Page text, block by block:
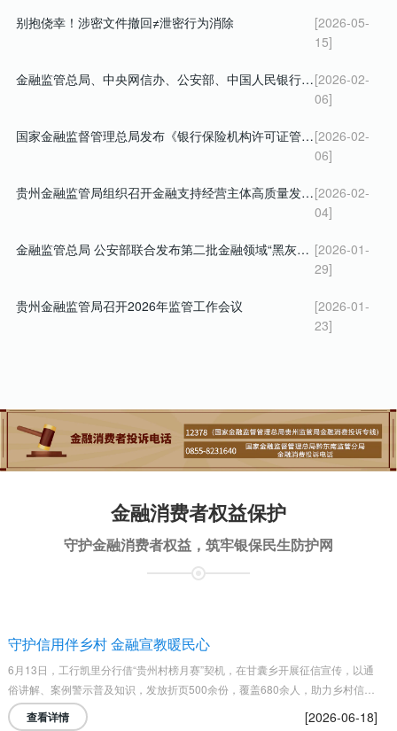
别抱侥幸！涉密文件撤回≠泄密行为消除
[2026-05-
15]
金融监管总局、中央网信办、公安部、中国人民银行、中国证监会 关于警惕不法“代理维权”短视频及直播陷阱的风险提示[2026-02-
06]
国家金融监督管理总局发布《银行保险机构许可证管理办法》[2026-02-
06]
贵州金融监管局组织召开金融支持经营主体高质量发展暨 深化小微企业融资协调工作机制会议[2026-02-
04]
金融监管总局 公安部联合发布第二批金融领域“黑灰产”违法犯罪典型案例 [2026-01-
29]
贵州金融监管局召开2026年监管工作会议
[2026-01-
23]
金融消费者权益保护
守护金融消费者权益，筑牢银保民生防护网
守护信用伴乡村 金融宣教暖民心
6月13日，工行凯里分行借“贵州村榜月赛”契机，在甘囊乡开展征信宣传，以通
俗讲解、案例警示普及知识，发放折页500余份，覆盖680余人，助力乡村信用
体系建设。
查看详情 [2026-06-18]